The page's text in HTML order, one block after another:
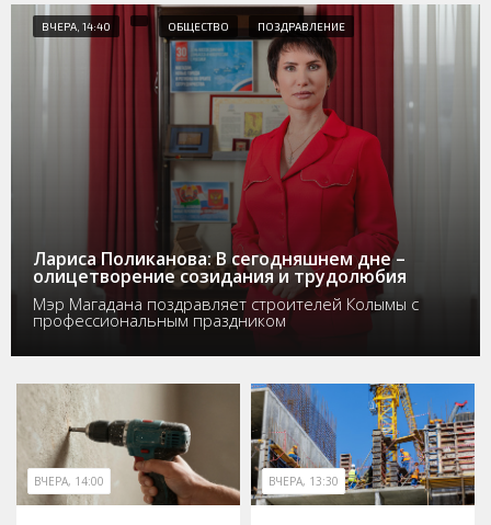
ВЧЕРА, 14:40 ОБЩЕСТВО ПОЗДРАВЛЕНИЕ
Лариса Поликанова: В сегодняшнем дне –
олицетворение созидания и трудолюбия
Мэр Магадана поздравляет строителей Колымы с
профессиональным праздником
ВЧЕРА, 14:00 ВЧЕРА, 13:30